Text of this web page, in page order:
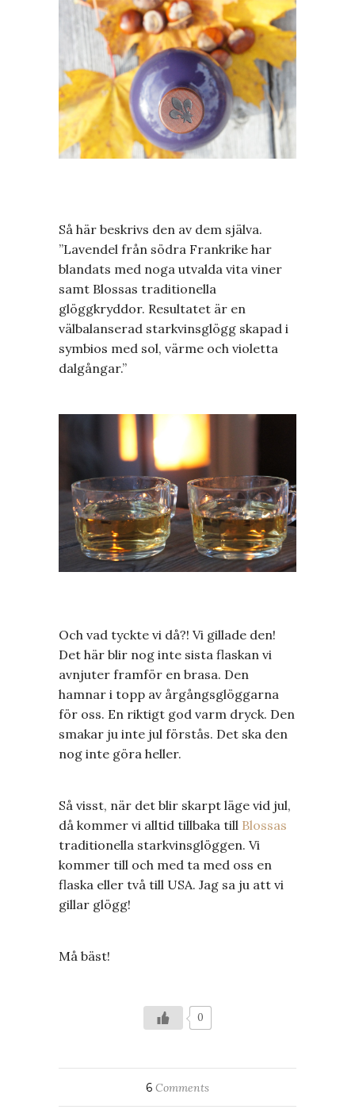
Så här beskrivs den av dem själva.
”Lavendel från södra Frankrike har
blandats med noga utvalda vita viner
samt Blossas traditionella
glöggkryddor. Resultatet är en
välbalanserad starkvinsglögg skapad i
symbios med sol, värme och violetta
dalgångar.”
Och vad tyckte vi då?! Vi gillade den!
Det här blir nog inte sista flaskan vi
avnjuter framför en brasa. Den
hamnar i topp av årgångsglöggarna
för oss. En riktigt god varm dryck. Den
smakar ju inte jul förstås. Det ska den
nog inte göra heller.
Så visst, när det blir skarpt läge vid jul,
då kommer vi alltid tillbaka till Blossas
traditionella starkvinsglöggen. Vi
kommer till och med ta med oss en
flaska eller två till USA. Jag sa ju att vi
gillar glögg!
Må bäst!
0
6 Comments